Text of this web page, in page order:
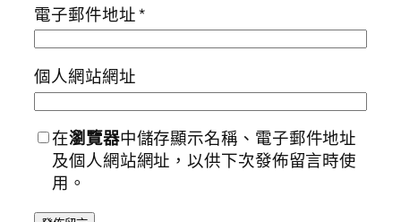
電子郵件地址*
個人網站網址
在瀏覽器中儲存顯示名稱、電子郵件地址
及個人網站網址，以供下次發佈留言時使
用。